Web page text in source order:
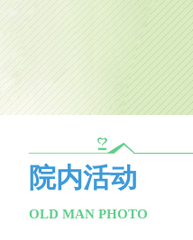
院内活动
OLD MAN PHOTO